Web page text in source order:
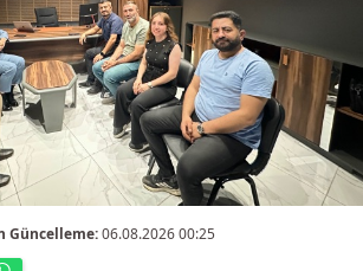
Güncelleme:06.08.2026 00:25